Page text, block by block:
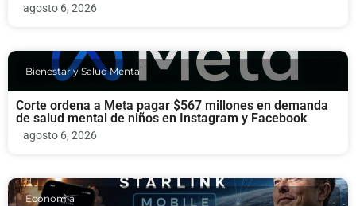
agosto 6, 2026
Bienestar y Salud Mental
Corte ordena a Meta pagar $567 millones en demanda
de salud mental de niños en Instagram y Facebook
agosto 6, 2026
Economia